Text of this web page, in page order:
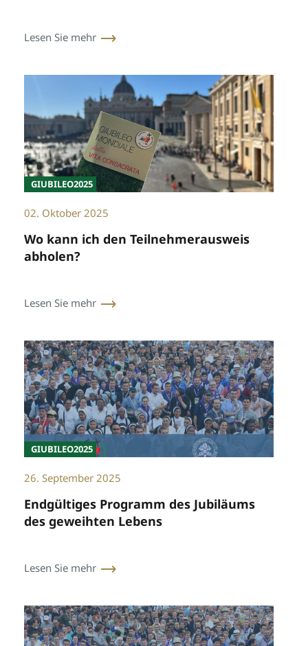
Lesen Sie mehr
GIUBILEO2025
02. Oktober 2025
Wo kann ich den Teilnehmerausweis
abholen?
Lesen Sie mehr
GIUBILEO2025
26. September 2025
Endgültiges Programm des Jubiläums
des geweihten Lebens
Lesen Sie mehr